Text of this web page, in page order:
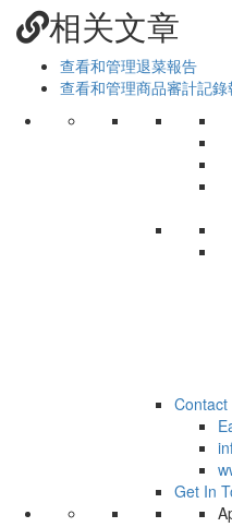
相关文章
查看和管理退菜報告
查看和管理商品審計記錄
Contact
Get In